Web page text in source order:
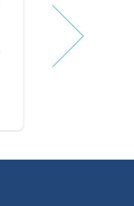
Phishing i
− czy Twoja babcia